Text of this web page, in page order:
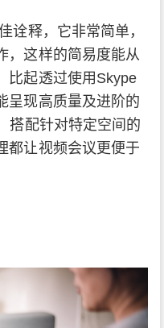
诠释，它非常简单，
，这样的简易度能从
比起透过使用Skype
呈现高质量及进阶的
搭配针对特定空间的
都让视频会议更便于